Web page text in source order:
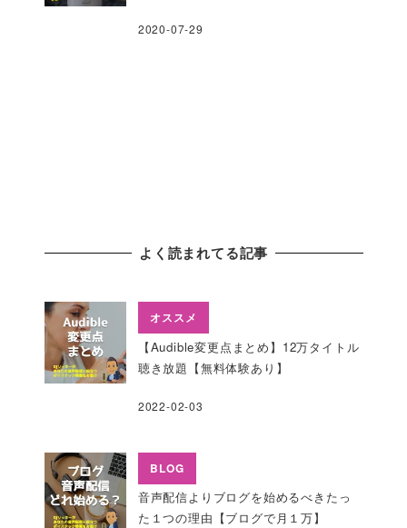
2020-07-29
よく読まれてる記事
オススメ
【Audible変更点まとめ】12万タイトル
聴き放題【無料体験あり】
2022-02-03
BLOG
音声配信よりブログを始めるべきたっ
た１つの理由【ブログで月１万】